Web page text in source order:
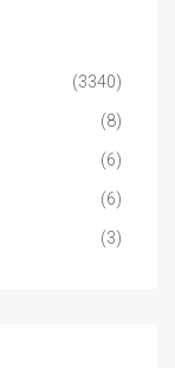
(3340)
(8)
(6)
(6)
(3)